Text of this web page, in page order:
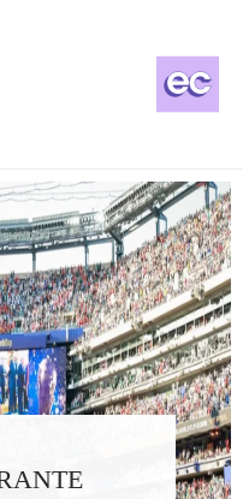
ARGENTINA EN